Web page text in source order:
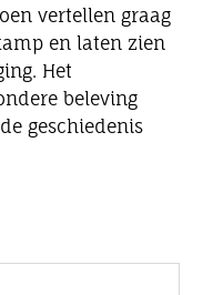
vertellen graag
en laten zien
Het
beleving
geschiedenis